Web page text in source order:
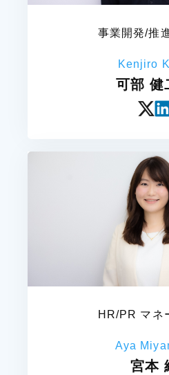
事業開発/推
Kenjiro
可部 健
HR/PR マネ
Aya
宮本